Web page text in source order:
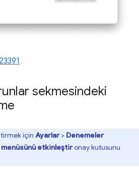
sekmesindeki
için Ayarlar > Denemeler
menüsünü etkinleştironay kutusunu